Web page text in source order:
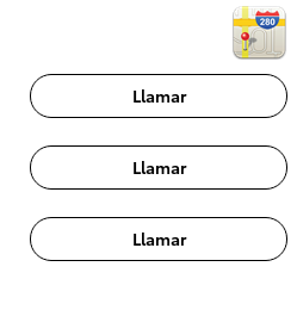
Llamar
Llamar
Llamar